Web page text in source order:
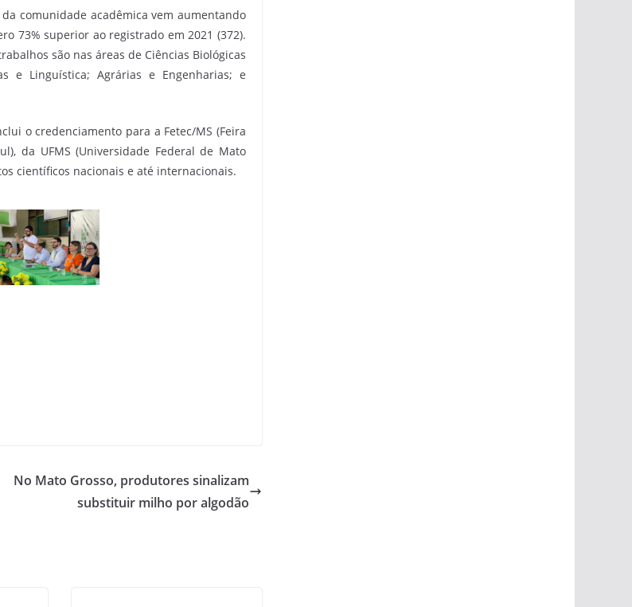
comunidade acadêmica vem aumentando
73% superior ao registrado em 2021 (372).
são nas áreas de Ciências Biológicas
e Linguística; Agrárias e Engenharias; e
o credenciamento para a Fetec/MS (Feira
da UFMS (Universidade Federal de Mato
científicos nacionais e até internacionais.
No Mato Grosso, produtores sinalizam
substituir milho por algodão